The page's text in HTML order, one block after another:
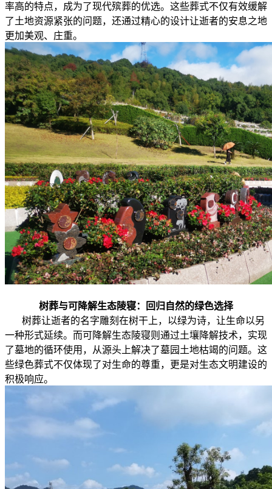
率高的特点，成为了现代殡葬的优选。这些葬式不仅有效缓解
了土地资源紧张的问题，还通过精心的设计让逝者的安息之地
更加美观、庄重。
树葬与可降解生态陵寝：回归自然的绿色选择
树葬让逝者的名字雕刻在树干上，以绿为诗，让生命以另
一种形式延续。而可降解生态陵寝则通过土壤降解技术，实现
了墓地的循环使用，从源头上解决了墓园土地枯竭的问题。这
些绿色葬式不仅体现了对生命的尊重，更是对生态文明建设的
积极响应。